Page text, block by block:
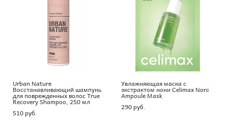
Urban Nature
Восстанавливающий шампунь
для поврежденных волос True
Recovery Shampoo, 250 мл
510 pуб.
Увлажняющая маска с
экстрактом нони Celimax Noni
Ampoule Mask
290 pуб.